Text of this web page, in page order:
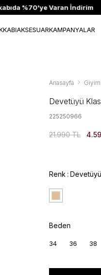
%70'ye Varan İndirim
AKSESUARKAMPANYALAR
Anasayfa Giyim
Devetüyü
225250966
21.990 TL
Renk Devetüyü
Beden
34 36 38